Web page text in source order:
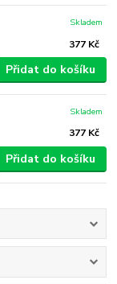
377 Kč
Skladem
Přidat do košíku
377 Kč
Skladem
Přidat do košíku